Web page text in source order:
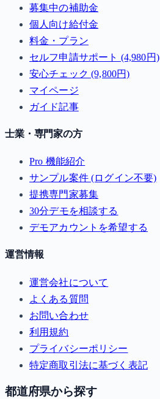
募集中の補助金
個人向け給付金
料金・プラン
セルフ申請サポート (4,980円)
安心チェック (9,800円)
マイページ
ガイド記事
士業・専門家の方
Pro 機能紹介
サンプル案件 (ログイン不要)
提携専門家募集
30分デモを相談する
デモアカウントを希望する
運営情報
運営会社について
よくある質問
お問い合わせ
利用規約
プライバシーポリシー
特定商取引法に基づく表記
都道府県から探す